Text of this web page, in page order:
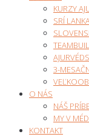
KURZY
SRÍ
3-
O NÁS
NÁŠ
MY V
KONTAKT